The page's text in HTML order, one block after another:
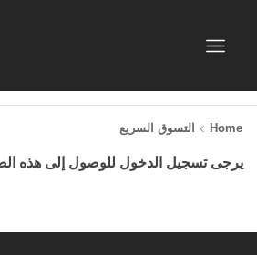
Home التسوق السريع
يرجى تسجيل الدخول للوصول إلى هذه